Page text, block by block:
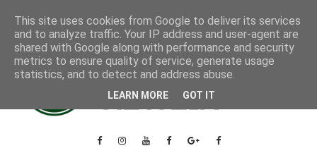
This site uses cookies from Google to deliver its services
and to analyze traffic. Your IP address and user-agent are
shared with Google along with performance and security
metrics to ensure quality of service, generate usage
statistics, and to detect and address abuse.
LEARN MORE GOT IT